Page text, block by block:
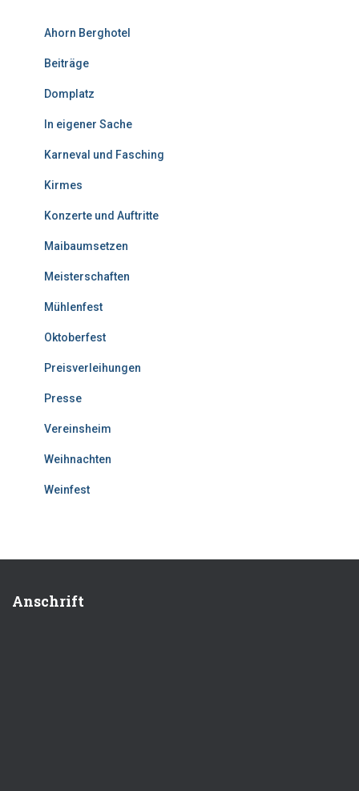
Ahorn Berghotel
Beiträge
Domplatz
In eigener Sache
Karneval und Fasching
Kirmes
Konzerte und Auftritte
Maibaumsetzen
Meisterschaften
Mühlenfest
Oktoberfest
Preisverleihungen
Presse
Vereinsheim
Weihnachten
Weinfest
Anschrift